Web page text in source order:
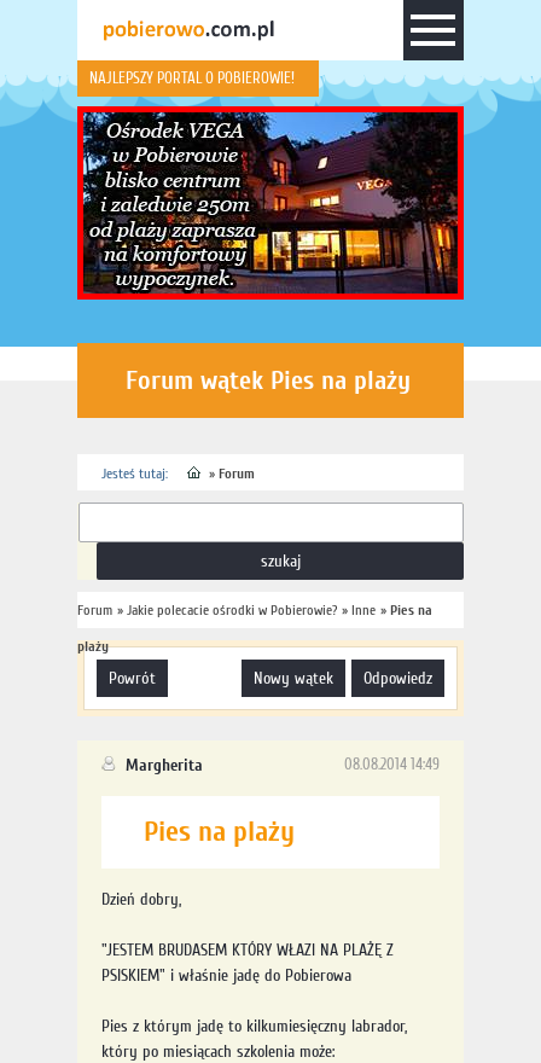
NAJLEPSZY PORTAL O POBIEROWIE!
Forum wątek Pies na plaży
Jesteś tutaj: » Forum
Forum » Jakie polecacie ośrodki w Pobierowie? » Inne » Pies na
plaży
powrót odpowiedz
nowy wątek
08.08.2014 14:49
Margherita
Pies na plaży
Dzień dobry,
"JESTEM BRUDASEM KTÓRY WŁAZI NA PLAŻĘ Z
PSISKIEM" i właśnie jadę do Pobierowa
Pies z którym jadę to kilkumiesięczny labrador,
który po miesiącach szkolenia może: